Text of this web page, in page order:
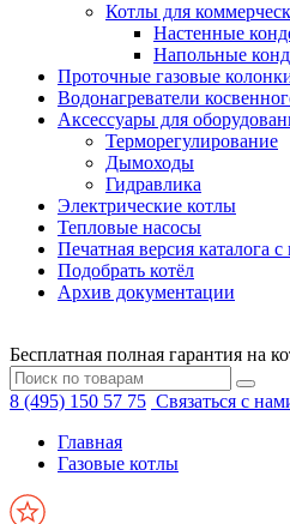
Котлы для
Настенные
Напольные
Проточные газовые
Водонагреватели
Аксессуары для
Терморегулирование
Дымоходы
Гидравлика
Электрические котлы
Тепловые насосы
Печатная версия каталога
Подобрать котёл
Архив документации
Бесплатная полная гарантия на
8 (495) 150 57 75 Связаться с
Главная
Газовые котлы